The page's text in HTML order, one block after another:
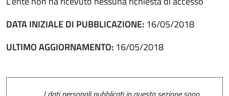
DATA INIZIALE DI PUBBLICAZIONE: 16/05/2018
ULTIMO AGGIORNAMENTO: 16/05/2018